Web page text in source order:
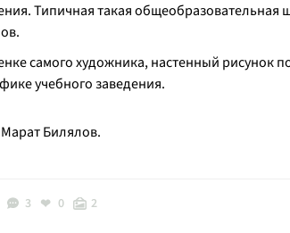
Типичная такая
самого художника, настенный рисунок
учебного заведения.
Билялов.
3 0 2